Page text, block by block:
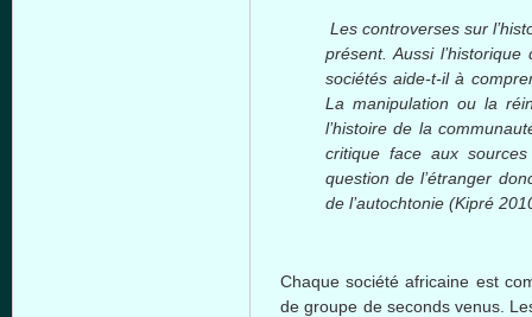
Les controverses sur
présent. Aussi
sociétés aide-t-il à
La manipulation ou la
l’histoire de la
critique face aux
question de l’étranger
de l’autochtonie (Kipré
Chaque société africaine est
de groupe de seconds venus.